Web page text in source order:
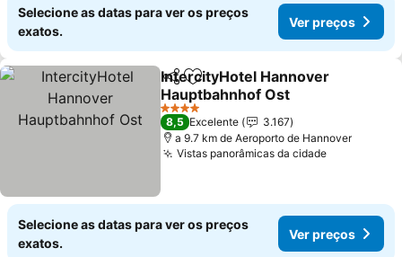
Selecione as datas para ver os preços
exatos.
Ver preços
PartilharAdicionar aos favoritos
IntercityHotel Hannover
Hauptbahnhof Ost
4 Estrelas
8,5 Excelente
3.167
a 9.7 km de Aeroporto de Hannover
Vistas panorâmicas da cidade
Selecione as datas para ver os preços
exatos.
Ver preços